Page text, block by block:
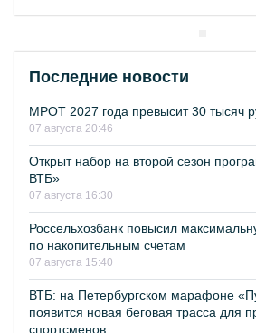
Последние новости
МРОТ 2027 года превысит 30 тысяч
07 августа 20:46
Открыт набор на второй сезон
ВТБ»
07 августа 16:30
Россельхозбанк повысил
по накопительным счетам
07 августа 15:40
ВТБ: на Петербургском марафоне
появится новая беговая трасса для
спортсменов